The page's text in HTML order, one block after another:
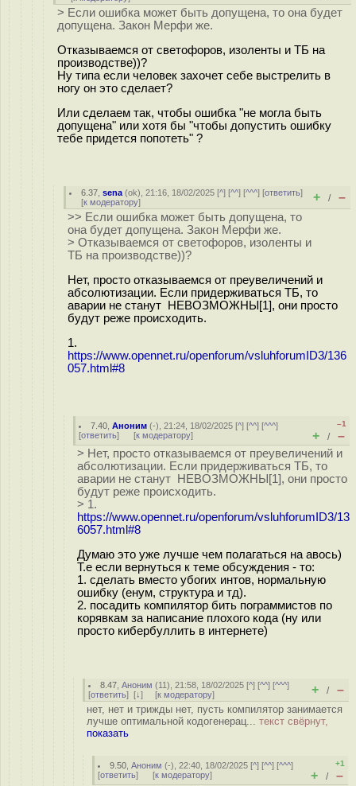
> Если ошибка может быть допущена, то она будет
допущена. Закон Мерфи же.
Отказываемся от светофоров, изоленты и ТБ на
производстве))?
Ну типа если человек захочет себе выстрелить в
ногу он это сделает?
Или сделаем так, чтобы ошибка "не могла быть
допущена" или хотя бы "чтобы допустить ошибку
тебе придется попотеть" ?
6.37 ,sena (ok), 21:16, 18/02/2025 [^] [^^] [^^^] [ответить]
[к модератору] + / –
>> Если ошибка может быть допущена, то
она будет допущена. Закон Мерфи же.
> Отказываемся от светофоров, изоленты и
ТБ на производстве))?
Нет, просто отказываемся от преувеличений и
абсолютизации. Если придерживаться ТБ, то
аварии не станут НЕВОЗМОЖНЫ[1], они просто
будут реже происходить.
1.
https://www.opennet.ru/openforum/vsluhforumID3/136
057.html#8
7.40 ,Аноним (-), 21:24, 18/02/2025 [^] [^^] [^^^]
[ответить] [к модератору]
–1
+ / –
> Нет, просто отказываемся от преувеличений и
абсолютизации. Если придерживаться ТБ, то
аварии не станут НЕВОЗМОЖНЫ[1], они просто
будут реже происходить.
> 1.
https://www.opennet.ru/openforum/vsluhforumID3/13
6057.html#8
Думаю это уже лучше чем полагаться на авось)
Т.е если вернуться к теме обсуждения - то:
1. сделать вместо убогих интов, нормальную
ошибку (енум, структура и тд).
2. посадить компилятор бить пограммистов по
корявкам за написание плохого кода (ну или
просто кибербуллить в интернете)
8.47 ,Аноним (11), 21:58, 18/02/2025 [^] [^^] [^^^]
[ответить] [↓] [к модератору] + / –
нет, нет и трижды нет, пусть компилятор занимается
лучше оптимальной кодогенерац... текст свёрнут,
показать
9.50 ,Аноним (-), 22:40, 18/02/2025 [^] [^^] [^^^]
[ответить] [к модератору]
+1
+ / –